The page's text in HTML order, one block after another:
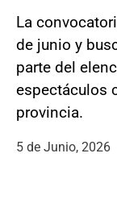
La
de junio y
parte del
espectáculos
provincia.
5 de Junio, 2026